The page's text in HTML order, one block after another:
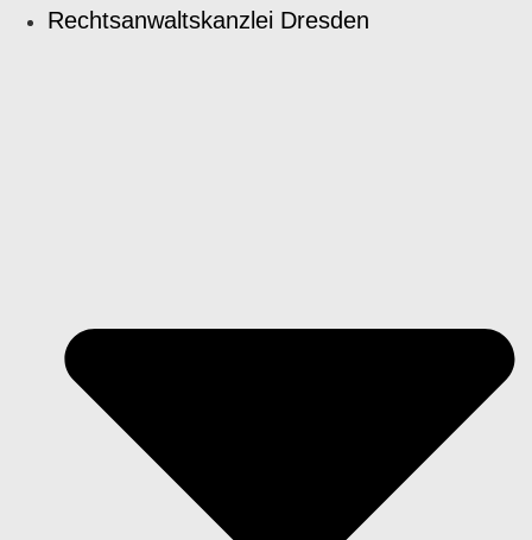
Rechtsanwaltskanzlei Dresden